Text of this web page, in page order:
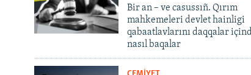
Bir an – ve casussıñ. Qırım
mahkemeleri devlet hainligi
qabaatlavlarını daqqalar
nasıl baqalar